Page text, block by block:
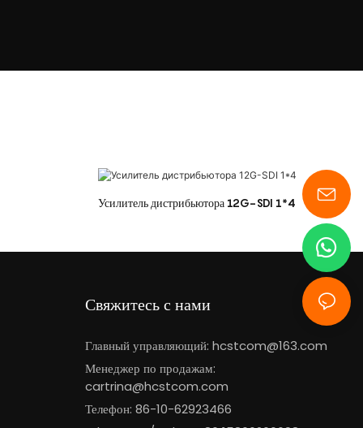
Усилитель дистрибьютора 12G-SDI 1*4
Свяжитесь с нами
Главный управляющий: hcstcom@163.com
Менеджер по продажам:
cartrina@hcstcom.com
Телефон: 86-10-62923466